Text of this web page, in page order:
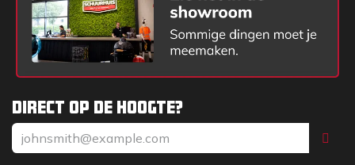
Direct op de hoogte?